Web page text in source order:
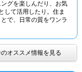
グを楽しんだり、お気
して活用したり。住ま
で、日常の質をワンラ
オススメ情報を見る